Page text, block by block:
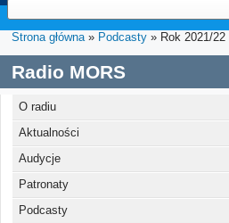
Strona główna» Podcasty » Rok 2021/22
Radio MORS
O radiu
Aktualności
Audycje
Patronaty
Podcasty